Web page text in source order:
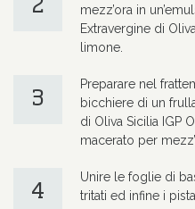
2
mezz’ora in
Extravergine di
limone.
3
Preparare nel
bicchiere di un
di Oliva Sicilia IGP
macerato per
4
Unire le foglie di
tritati ed infine i